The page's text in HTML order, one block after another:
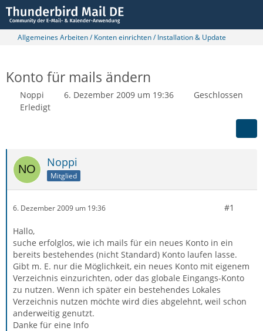
Allgemeines Arbeiten / Konten einrichten / Installation & Update
Konto für mails ändern
Noppi 6. Dezember 2009 um 19:36
Geschlossen
Erledigt
Noppi
Mitglied
6. Dezember 2009 um 19:36 #1
Hallo,
suche erfolglos, wie ich mails für ein neues Konto in ein
bereits bestehendes (nicht Standard) Konto laufen lasse.
Gibt m. E. nur die Möglichkeit, ein neues Konto mit eigenem
Verzeichnis einzurichten, oder das globale Eingangs-Konto
zu nutzen. Wenn ich später ein bestehendes Lokales
Verzeichnis nutzen möchte wird dies abgelehnt, weil schon
anderweitig genutzt.
Danke für eine Info